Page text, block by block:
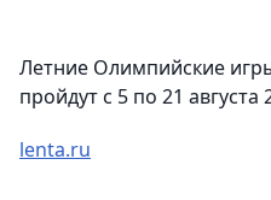
Летние Олимпийские
пройдут с 5 по 21 августа
lenta.ru